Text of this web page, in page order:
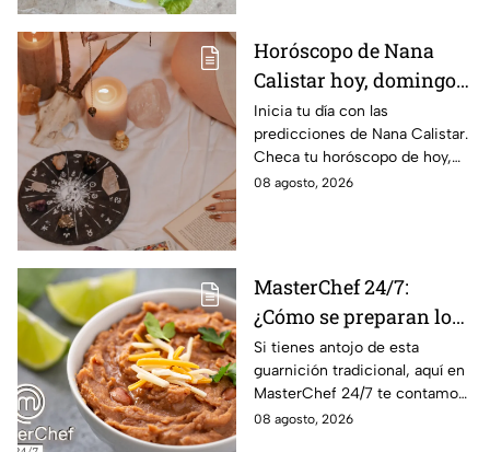
Horóscopo de Nana
Calistar hoy, domingo 9
de agosto: estos signos
tendrán ingresos extra
Inicia tu día con las
predicciones de Nana Calistar.
Checa tu horóscopo de hoy,
domingo 9 de agosto, y
08 agosto, 2026
MasterChef 24/7:
¿Cómo se preparan los
frijoles puercos estilo
Sonora?
Si tienes antojo de esta
guarnición tradicional, aquí en
MasterChef 24/7 te contamos
la receta.
08 agosto, 2026